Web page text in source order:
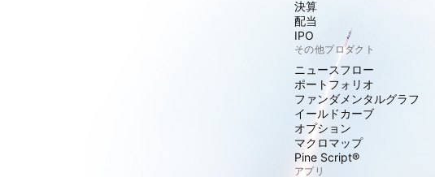
決算
配当
IPO
その他プロダクト
ニュースフロー
ポートフォリオ
ファンダメンタルグラフ
イールドカーブ
オプション
マクロマップ
Pine Script®
アプリ